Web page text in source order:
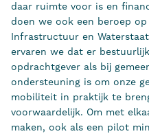
daar ruimte voor is en
doen we ook een beroep
Infrastructuur en
ervaren we dat er
opdrachtgever als bij
ondersteuning is om onze
mobiliteit in praktijk te
voorwaardelijk. Om met
maken, ook als een pilot